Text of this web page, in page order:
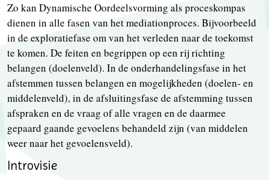
Zo kan Dynamische Oordeelsvorming als proceskompas
dienen in alle fasen van het mediationproces. Bijvoorbeeld
in de exploratiefase om van het verleden naar de toekomst
te komen. De feiten en begrippen op een rij richting
belangen (doelenveld). In de onderhandelingsfase in het
afstemmen tussen belangen en mogelijkheden (doelen- en
middelenveld), in de afsluitingsfase de afstemming tussen
afspraken en de vraag of alle vragen en de daarmee
gepaard gaande gevoelens behandeld zijn (van middelen
weer naar het gevoelensveld).
Introvisie